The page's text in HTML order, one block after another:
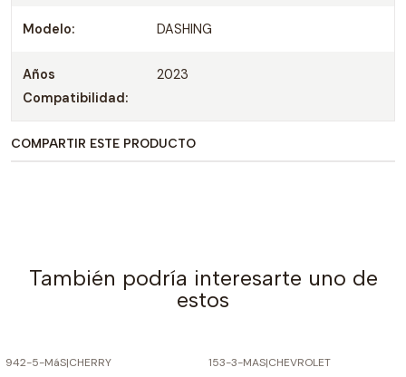
Modelo: DASHING
Años
Compatibilidad:
2023
COMPARTIR ESTE PRODUCTO
También podría interesarte uno de
estos
942-5-MáS|CHERRY 153-3-MAS|CHEVROLET